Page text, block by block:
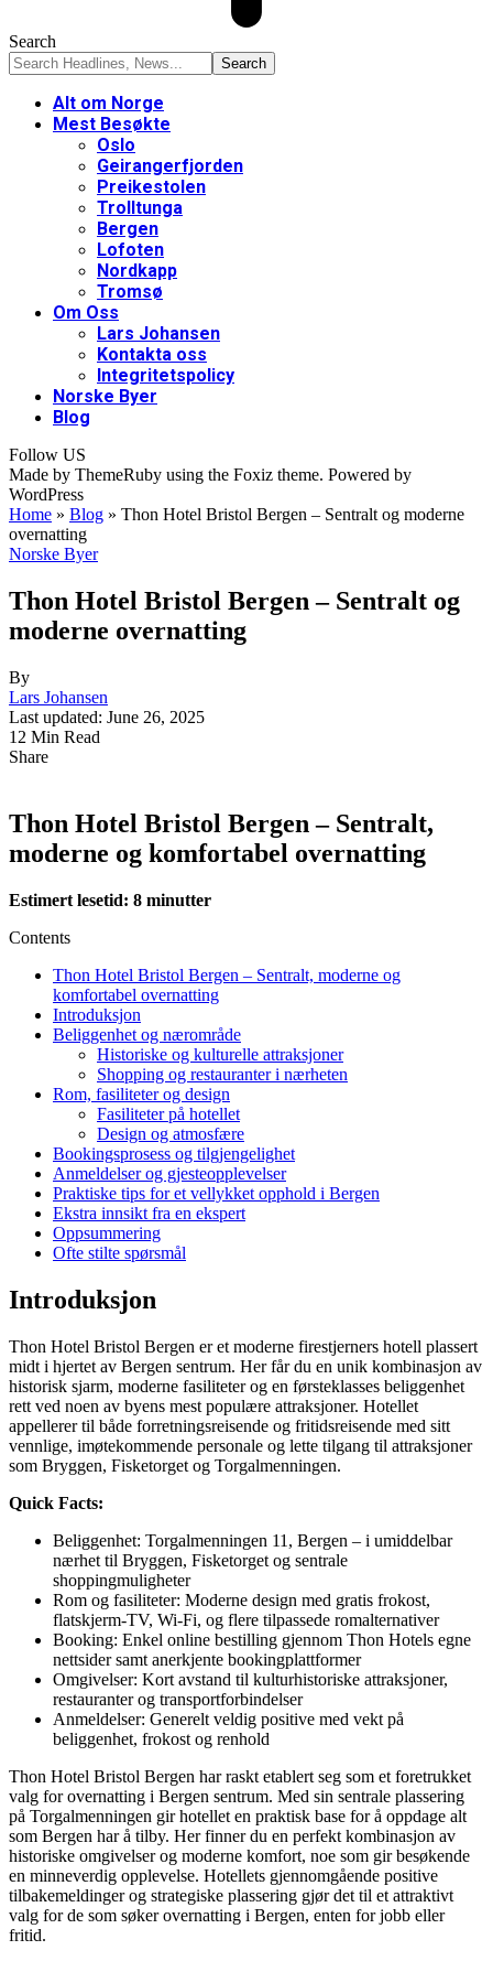
Search
Alt om Norge
Mest Besøkte
Oslo
Geirangerfjorden
Preikestolen
Trolltunga
Bergen
Lofoten
Nordkapp
Tromsø
Om Oss
Lars Johansen
Kontakta oss
Integritetspolicy
Norske Byer
Blog
Follow US
Made by ThemeRuby using the Foxiz theme. Powered by
WordPress
Home » Blog » Thon Hotel Bristol Bergen – Sentralt og moderne
overnatting
Norske Byer
Thon Hotel Bristol Bergen – Sentralt og
moderne overnatting
By
Lars Johansen
Last updated: June 26, 2025
12 Min Read
Share
Thon Hotel Bristol Bergen – Sentralt,
moderne og komfortabel overnatting
Estimert lesetid: 8 minutter
Contents
Thon Hotel Bristol Bergen – Sentralt, moderne og
komfortabel overnatting
Introduksjon
Beliggenhet og nærområde
Historiske og kulturelle attraksjoner
Shopping og restauranter i nærheten
Rom, fasiliteter og design
Fasiliteter på hotellet
Design og atmosfære
Bookingsprosess og tilgjengelighet
Anmeldelser og gjesteopplevelser
Praktiske tips for et vellykket opphold i Bergen
Ekstra innsikt fra en ekspert
Oppsummering
Ofte stilte spørsmål
Introduksjon
Thon Hotel Bristol Bergen er et moderne firestjerners hotell plassert
midt i hjertet av Bergen sentrum. Her får du en unik kombinasjon av
historisk sjarm, moderne fasiliteter og en førsteklasses beliggenhet
rett ved noen av byens mest populære attraksjoner. Hotellet
appellerer til både forretningsreisende og fritidsreisende med sitt
vennlige, imøtekommende personale og lette tilgang til attraksjoner
som Bryggen, Fisketorget og Torgalmenningen.
Quick Facts:
Beliggenhet: Torgalmenningen 11, Bergen – i umiddelbar
nærhet til Bryggen, Fisketorget og sentrale
shoppingmuligheter
Rom og fasiliteter: Moderne design med gratis frokost,
flatskjerm-TV, Wi-Fi, og flere tilpassede romalternativer
Booking: Enkel online bestilling gjennom Thon Hotels egne
nettsider samt anerkjente bookingplattformer
Omgivelser: Kort avstand til kulturhistoriske attraksjoner,
restauranter og transportforbindelser
Anmeldelser: Generelt veldig positive med vekt på
beliggenhet, frokost og renhold
Thon Hotel Bristol Bergen har raskt etablert seg som et foretrukket
valg for overnatting i Bergen sentrum. Med sin sentrale plassering
på Torgalmenningen gir hotellet en praktisk base for å oppdage alt
som Bergen har å tilby. Her finner du en perfekt kombinasjon av
historiske omgivelser og moderne komfort, noe som gir besøkende
en minneverdig opplevelse. Hotellets gjennomgående positive
tilbakemeldinger og strategiske plassering gjør det til et attraktivt
valg for de som søker overnatting i Bergen, enten for jobb eller
fritid.